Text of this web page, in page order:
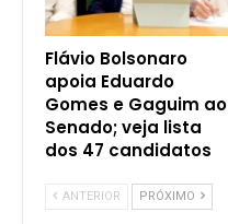
Flávio Bolsonaro
apoia Eduardo
Gomes e Gaguim ao
Senado; veja lista
dos 47 candidatos
ANTERIOR PRÓXIMO